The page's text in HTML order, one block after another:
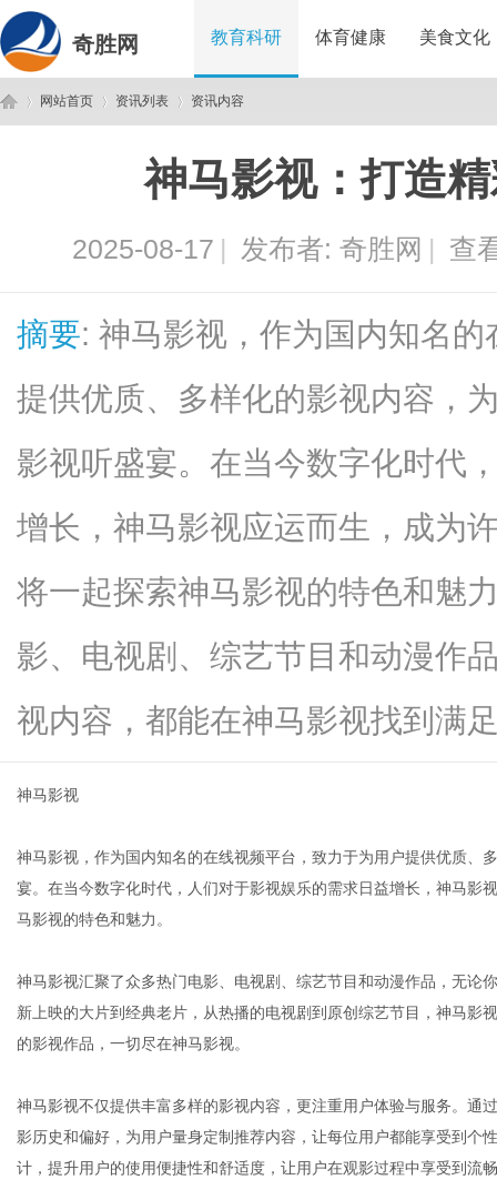
奇胜网 教育科研 体育健康 美食文化
网站首页 资讯列表
›
资讯内容
神马影视：打造
2025-08-17 | 发布者: 奇胜网 | 查
摘要: 神马影视，作为国内知名
提供优质、多样化的影视内容，
影视听盛宴。在当今数字化时代
增长，神马影视应运而生，成为
将一起探索神马影视的特色和魅
影、电视剧、综艺节目和动漫作
视内容，都能在神马影视找到满
神马影视
神马影视，作为国内知名的在线视频平台，致力于为用户提供优质、
宴。在当今数字化时代，人们对于影视娱乐的需求日益增长，神马影
马影视的特色和魅力。
神马影视汇聚了众多热门电影、电视剧、综艺节目和动漫作品，无论
新上映的大片到经典老片，从热播的电视剧到原创综艺节目，神马影
的影视作品，一切尽在神马影视。
神马影视不仅提供丰富多样的影视内容，更注重用户体验与服务。通
影历史和偏好，为用户量身定制推荐内容，让每位用户都能享受到个
计，提升用户的使用便捷性和舒适度，让用户在观影过程中享受到流